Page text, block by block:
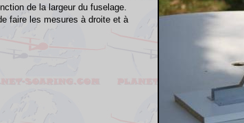
de la largeur du fuselage.
faire les mesures à droite et à